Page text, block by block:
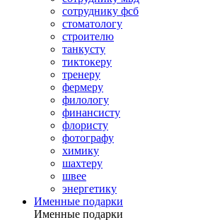
сотруднику фсб
стоматологу
строителю
танкусту
тиктокеру
тренеру
фермеру
филологу
финансисту
флористу
фотографу
химику
шахтеру
швее
энергетику
Именные подарки
Именные подарки